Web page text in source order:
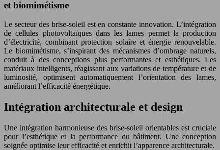
et biomimétisme
Le secteur des brise-soleil est en constante innovation. L’intégration
de cellules photovoltaïques dans les lames permet la production
d’électricité, combinant protection solaire et énergie renouvelable.
Le biomimétisme, s’inspirant des mécanismes d’ombrage naturels,
conduit à des conceptions plus performantes et esthétiques. Les
matériaux intelligents, réagissant aux variations de température et de
luminosité, optimisent automatiquement l’orientation des lames,
améliorant l’efficacité énergétique.
Intégration architecturale et design
Une intégration harmonieuse des brise-soleil orientables est cruciale
pour l’esthétique et la performance du bâtiment. Une conception
soignée optimise leur efficacité et enrichit l’apparence architecturale.